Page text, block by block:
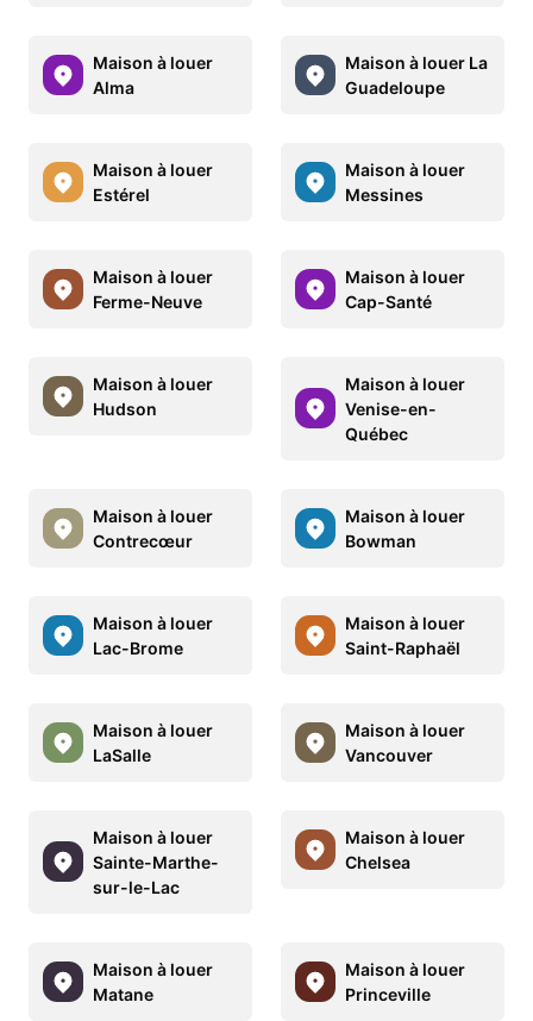
Maison à louer
Alma
Maison à louer La
Guadeloupe
Maison à louer
Estérel
Maison à louer
Messines
Maison à louer
Ferme-Neuve
Maison à louer
Cap-Santé
Maison à louer
Hudson
Maison à louer
Venise-en-
Québec
Maison à louer
Contrecœur
Maison à louer
Bowman
Maison à louer
Lac-Brome
Maison à louer
Saint-Raphaël
Maison à louer
LaSalle
Maison à louer
Vancouver
Maison à louer
Sainte-Marthe-
sur-le-Lac
Maison à louer
Chelsea
Maison à louer
Matane
Maison à louer
Princeville